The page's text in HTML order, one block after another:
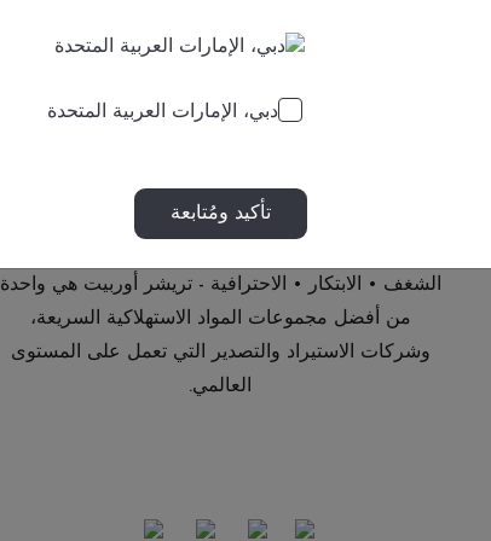
عصا دوڤ
دوڤ
الشغف • الابتكار • الاحترافية - تريشر أوربيت هي واحدة
من أفضل مجموعات المواد الاستهلاكية السريعة،
وشركات الاستيراد والتصدير التي تعمل على المستوى
العالمي.
دبي، الإمارات العربية المتحدة
تأكيد ومُتابعة